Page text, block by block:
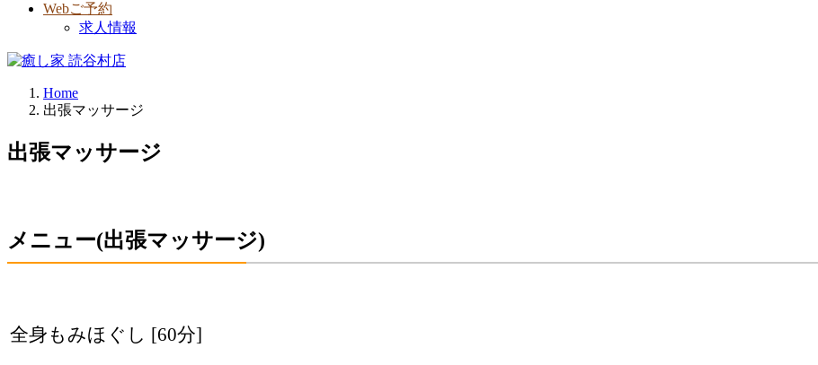
Webご予約
求人情報
Home
出張マッサージ
出張マッサージ
メニュー(出張マッサージ)
全身もみほぐし [60分]